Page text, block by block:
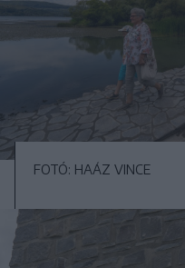
FOTÓ: HAÁZ VINCE